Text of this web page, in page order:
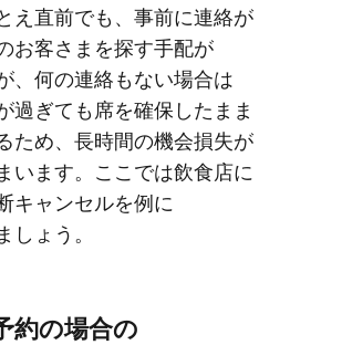
え直前でも、​​事前に​​連絡が​​
お客さまを​​探す​手配が​​
、​​何の​​連絡も​ない​​場合は​​
過ぎても​​席を​​確保したまま​​
ため、​​長時間の​​機会​損失が​​
います。​ここでは​飲食店に​
キャンセルを​例に​
しょう。
約の​​場合の​​